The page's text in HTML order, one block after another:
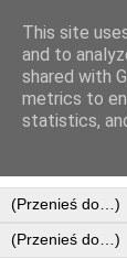
This site
and to
shared with
metrics to
statistics,